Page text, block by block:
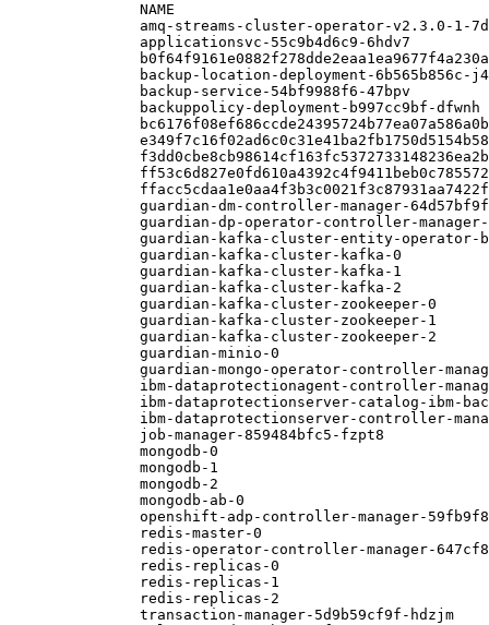
NAME
amq-streams-cluster-operator-
applicationsvc-55c9b4d6c9-
backup-location-deployment-
backup-service-54bf9988f6-
backuppolicy-deployment-
guardian-dm-controller-manager-
guardian-dp-operator-controller-
guardian-kafka-cluster-entity-
guardian-kafka-cluster-kafka-0
guardian-kafka-cluster-kafka-1
guardian-kafka-cluster-kafka-2
guardian-kafka-cluster-
guardian-kafka-cluster-
guardian-kafka-cluster-
guardian-minio-0
guardian-mongo-operator-controller-
ibm-dataprotectionagent-controller-
ibm-dataprotectionserver-catalog-
ibm-dataprotectionserver-controller-
job-manager-859484bfc5-fzpt8
mongodb-0
mongodb-1
mongodb-2
mongodb-ab-0
openshift-adp-controller-manager-
redis-master-0
redis-operator-controller-manager-
redis-replicas-0
redis-replicas-1
redis-replicas-2
transaction-manager-5d9b59cf9f-